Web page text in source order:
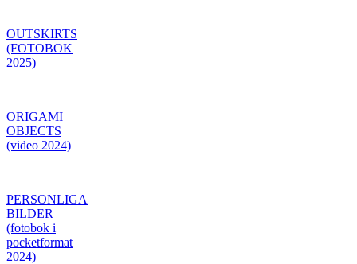
OUTSKIRTS
(FOTOBOK
2025)
ORIGAMI
OBJECTS
(video 2024)
PERSONLIGA
BILDER
(fotobok i
pocketformat
2024)